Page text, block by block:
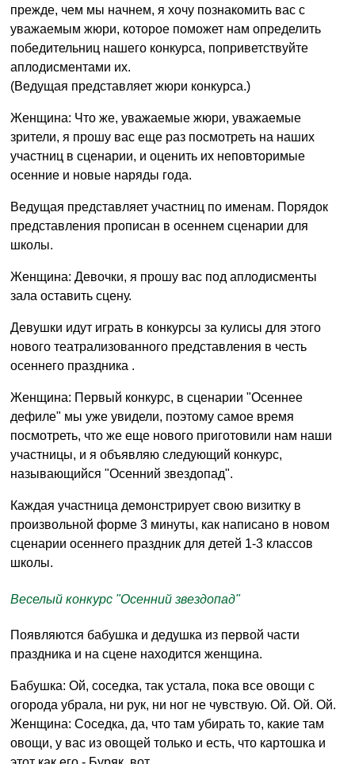
прежде, чем мы начнем, я хочу познакомить вас с
уважаемым жюри, которое поможет нам определить
победительниц нашего конкурса, поприветствуйте
аплодисментами их.
(Ведущая представляет жюри конкурса.)
Женщина: Что же, уважаемые жюри, уважаемые
зрители, я прошу вас еще раз посмотреть на наших
участниц в сценарии, и оценить их неповторимые
осенние и новые наряды года.
Ведущая представляет участниц по именам. Порядок
представления прописан в осеннем сценарии для
школы.
Женщина: Девочки, я прошу вас под аплодисменты
зала оставить сцену.
Девушки идут играть в конкурсы за кулисы для этого
нового театрализованного представления в честь
осеннего праздника .
Женщина: Первый конкурс, в сценарии "Осеннее
дефиле" мы уже увидели, поэтому самое время
посмотреть, что же еще нового приготовили нам наши
участницы, и я объявляю следующий конкурс,
называющийся "Осенний звездопад".
Каждая участница демонстрирует свою визитку в
произвольной форме 3 минуты, как написано в новом
сценарии осеннего праздник для детей 1-3 классов
школы.
Веселый конкурс "Осенний звездопад"
Появляются бабушка и дедушка из первой части
праздника и на сцене находится женщина.
Бабушка: Ой, соседка, так устала, пока все овощи с
огорода убрала, ни рук, ни ног не чувствую. Ой. Ой. Ой.
Женщина: Соседка, да, что там убирать то, какие там
овощи, у вас из овощей только и есть, что картошка и